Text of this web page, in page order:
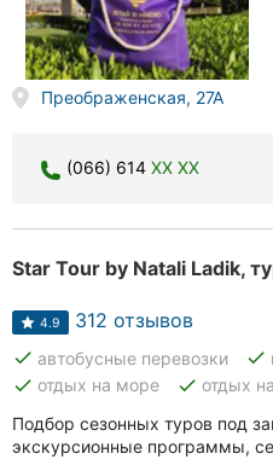
Житомир
Тернополь
Харьков
Днепр
Преображенская, 27А
(066) 614 XX XX
4.9 312 отзывов
done автобусные перевозки done
done отдых на море done отдых
Подбор сезонных туров под
экскурсионные программы,